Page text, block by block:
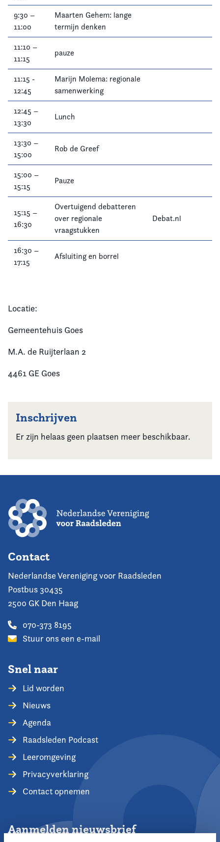
9:30 –
11:00
Maarten Gehem: lange
termijn denken
11:10 –
11:15
pauze
11:15 -
12:45
Marijn Molema: regionale
samenwerking
12:45 –
13:30
Lunch
13:30 –
15:00
Rob de Greef
15:00 –
15:15
Pauze
15:15 –
16:30
Overtuigend debatteren
over regionale
vraagstukken
Debat.nl
16:30 –
17:15
Afsluiting en borrel
Locatie:
Gemeentehuis Goes
M.A. de Ruijterlaan 2
4461 GE Goes
Inschrijven
Er zijn helaas geen plaatsen meer beschikbaar.
Contact
Nederlandse Vereniging voor Raadsleden
Postbus 30435
2500 GK Den Haag
070-373 8195
Stuur ons een e-mail
Snel naar
Lid worden
Nieuws
Agenda
Raadsleden Podcast
Leeromgeving
Privacyverklaring
Contact opnemen
Aanmelden nieuwsbrief